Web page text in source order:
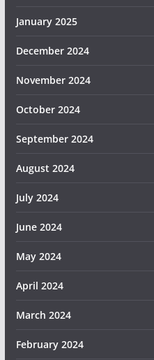
January 2025
December 2024
November 2024
October 2024
September 2024
August 2024
July 2024
June 2024
May 2024
April 2024
March 2024
February 2024